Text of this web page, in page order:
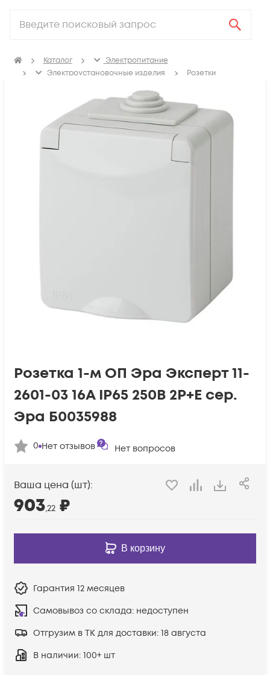
Каталог
Электропитание
Электроустановочные изделия
Розетки
Розетка 1-м ОП Эра Эксперт 11-
2601-03 16А IP65 250В 2P+E сер.
Эра Б0035988
0 Нет отзывов Нет вопросов
Ваша цена (шт):
903,22 ₽
В корзину
Гарантия 12 месяцев
Самовывоз со склада: недоступен
Отгрузим в ТК для доставки: 18 августа
В наличии: 100+ шт